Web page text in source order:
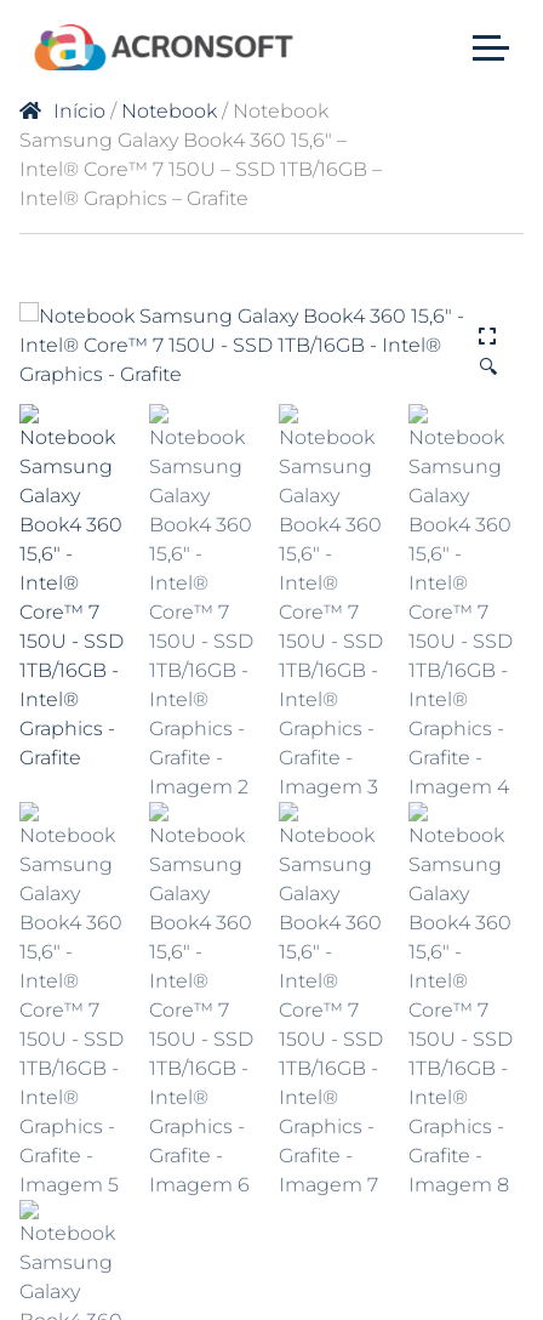
Início / Notebook / Notebook
Samsung Galaxy Book4 360 15,6″ –
Intel® Core™ 7 150U – SSD 1TB/16GB –
Intel® Graphics – Grafite
🔍